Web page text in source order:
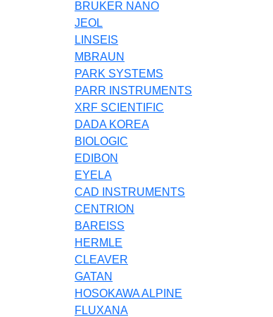
BRUKER NANO
JEOL
LINSEIS
MBRAUN
PARK SYSTEMS
PARR INSTRUMENTS
XRF SCIENTIFIC
DADA KOREA
BIOLOGIC
EDIBON
EYELA
CAD INSTRUMENTS
CENTRION
BAREISS
HERMLE
CLEAVER
GATAN
HOSOKAWA ALPINE
FLUXANA